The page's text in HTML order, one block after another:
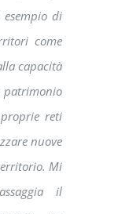
esempio di
come
capacità
reti
nuove
Mi
il